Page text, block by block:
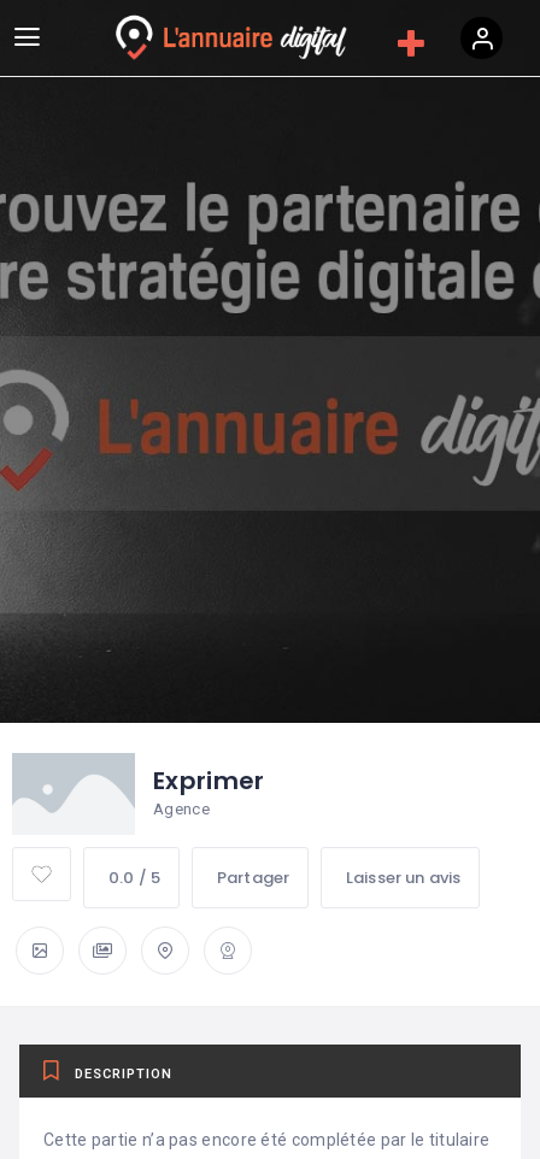
Exprimer
Agence
0.0 / 5 Partager Laisser un avis
DESCRIPTION
Cette partie n’a pas encore été complétée par le titulaire